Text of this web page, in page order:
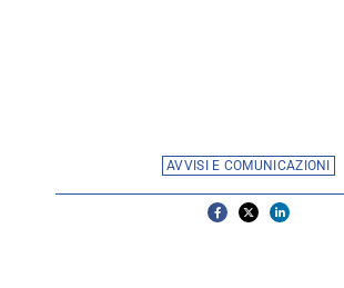
AVVISI E COMUNICAZIONI